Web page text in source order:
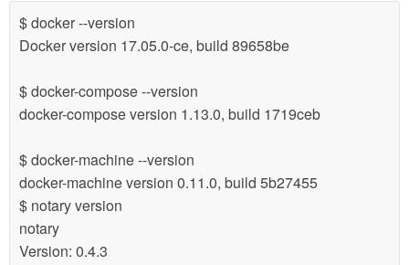
$ docker --version
Docker version 17.05.0-ce, build 89658be
$ docker-compose --version
docker-compose version 1.13.0, build 1719ceb
$ docker-machine --version
docker-machine version 0.11.0, build 5b27455
$ notary version
notary
Version: 0.4.3